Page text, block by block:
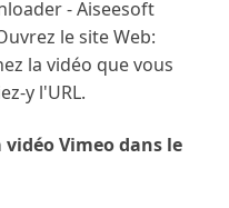
- Aiseesoft
le site Web:
la vidéo que vous
y l'URL.
vidéo Vimeo dans le